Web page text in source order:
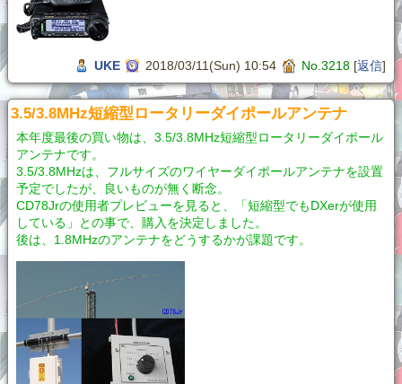
UKE 2018/03/11(Sun) 10:54 No.3218 [返信]
3.5/3.8MHz短縮型ロータリーダイポールアンテナ
本年度最後の買い物は、3.5/3.8MHz短縮型ロータリーダイポール
アンテナです。
3.5/3.8MHzは、フルサイズのワイヤーダイポールアンテナを設置
予定でしたが、良いものが無く断念。
CD78Jrの使用者プレビューを見ると、「短縮型でもDXerが使用
している」との事で、購入を決定しました。
後は、1.8MHzのアンテナをどうするかが課題です。